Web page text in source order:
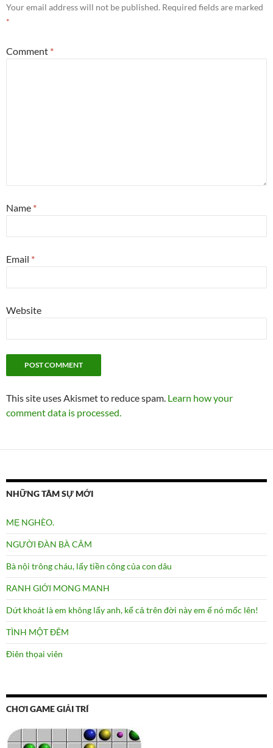
Your email address will not be published. Required fields are marked
*
Comment *
Name *
Email *
Website
This site uses Akismet to reduce spam. Learn how your
comment data is processed.
NHỮNG TÂM SỰ MỚI
MẸ NGHÈO.
NGƯỜI ĐÀN BÀ CÂM
Bà nội trông cháu, lấy tiền công của con dâu
RANH GIỚI MONG MANH
Dứt khoát là em không lấy anh, kể cả trên đời này em ế nó mốc lên!
TÌNH MỘT ĐÊM
Điên thọai viên
CHƠI GAME GIẢI TRÍ